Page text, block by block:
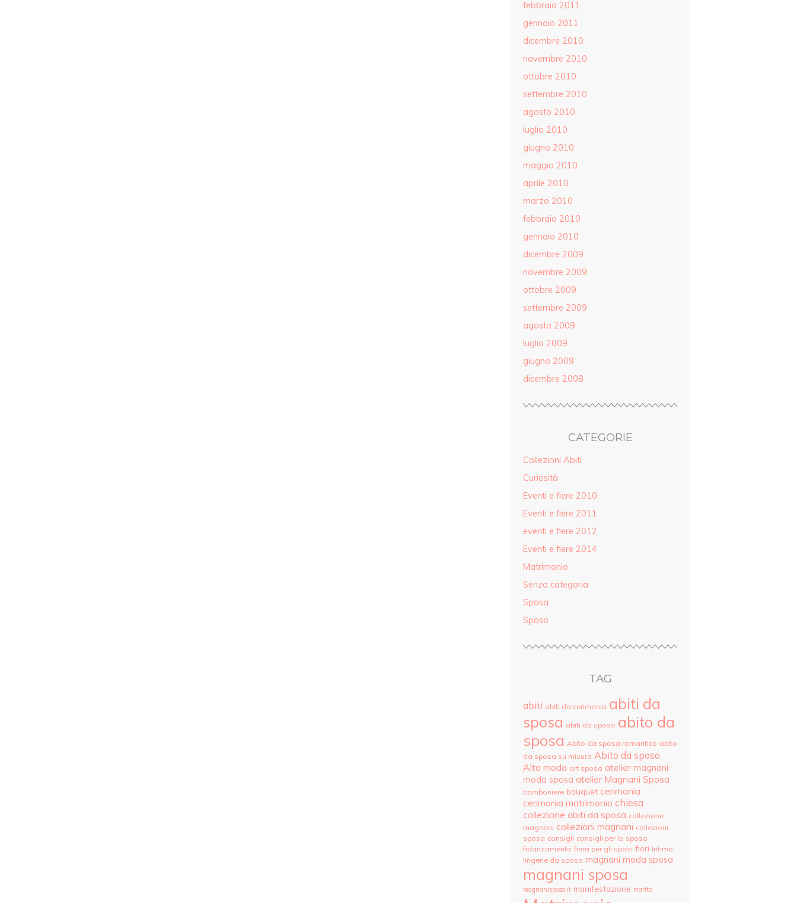
febbraio 2011
gennaio 2011
dicembre 2010
novembre 2010
ottobre 2010
settembre 2010
agosto 2010
luglio 2010
giugno 2010
maggio 2010
aprile 2010
marzo 2010
febbraio 2010
gennaio 2010
dicembre 2009
novembre 2009
ottobre 2009
settembre 2009
agosto 2009
luglio 2009
giugno 2009
dicembre 2008
CATEGORIE
Collezioni Abiti
Curiosità
Eventi e fiere 2010
Eventi e fiere 2011
eventi e fiere 2012
Eventi e fiere 2014
Matrimonio
Senza categoria
Sposa
Sposo
TAG
abiti abiti da cerimonia abiti da
sposa abiti da sposo abito da
sposa Abito da sposa romantico abito
da sposa su misura Abito da sposo
Alta moda art sposa atelier magnani
moda sposa atelier Magnani Sposa
bomboniere bouquet cerimonia
cerimonia matrimonio chiesa
collezione abiti da sposa collezione
magnani collezioni magnani collezioni
sposa consigli consigli per lo sposo
fidanzamento fiera per gli sposi fiori Intimo
lingerie da sposa magnani moda sposa
magnani sposa
magnanisposa.it manifestazione marito